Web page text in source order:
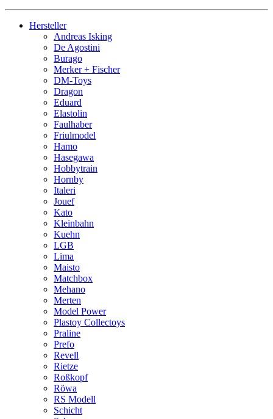
Hersteller
Andreas Isking
De Agostini
Burago
Merker + Fischer
DM-Toys
Dragon
Eduard
Elastolin
Faulhaber
Friulmodel
Hamo
Hasegawa
Hobbytrain
Hornby
Italeri
Jouef
Kato
Kleinbahn
Kuehn
LGB
Lima
Maisto
Matchbox
Mehano
Merten
Model Power
Plastoy Collectoys
Praline
Prefo
Revell
Rietze
Roßkopf
Röwa
RS Modell
Schicht